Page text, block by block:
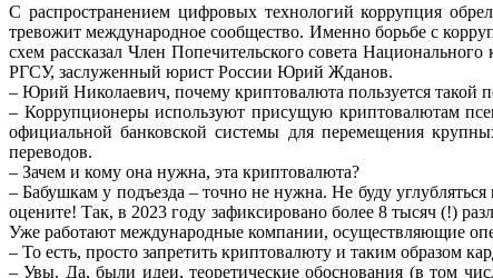
С распространением цифровых технологий коррупция
тревожитмеждународное сообщество. Именно борьбе с
схем рассказал Член Попечительскогосовета Национального
РГСУ, заслуженный юрист России Юрий Жданов.
– Юрий Николаевич, почему криптовалюта пользуется такой
– Коррупционеры используют присущую криптовалютам
официальнойбанковской системы для перемещения
переводов.
– Зачем и кому она нужна, эта криптовалюта?
– Бабушкам у подъезда – точно не нужна. Не буду
оцените! Так, в 2023 году зафиксировано более 8 тысяч (!)
Уже работают международные компании, осуществляющие
– То есть, просто запретить криптовалюту и таким образом
– Увы. Да, были идеи, теоретические обоснования (в том